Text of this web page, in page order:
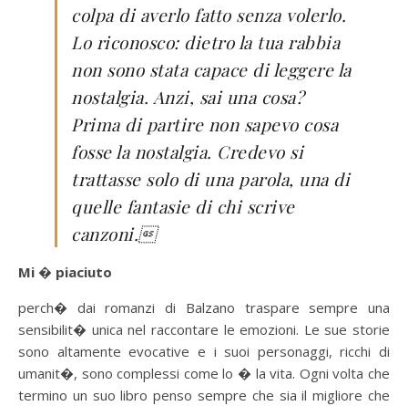
colpa di averlo fatto senza volerlo.
Lo riconosco: dietro la tua rabbia
non sono stata capace di leggere la
nostalgia. Anzi, sai una cosa?
Prima di partire non sapevo cosa
fosse la nostalgia. Credevo si
trattasse solo di una parola, una di
quelle fantasie di chi scrive
canzoni.
Mi � piaciuto
perch� dai romanzi di Balzano traspare sempre una
sensibilit� unica nel raccontare le emozioni. Le sue storie
sono altamente evocative e i suoi personaggi, ricchi di
umanit�, sono complessi come lo � la vita. Ogni volta che
termino un suo libro penso sempre che sia il migliore che